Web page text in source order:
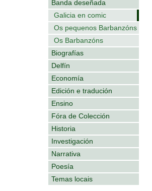
Banda deseñada
Galicia en comic
Os pequenos Barbanzóns
Os Barbanzóns
Biografías
Delfín
Economía
Edición e tradución
Ensino
Fóra de Colección
Historia
Investigación
Narrativa
Poesía
Temas locais